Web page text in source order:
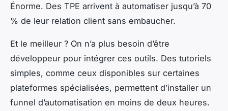
Énorme. Des TPE arrivent à automatiser jusqu’à 70
% de leur relation client sans embaucher.
Et le meilleur ? On n’a plus besoin d’être
développeur pour intégrer ces outils. Des tutoriels
simples, comme ceux disponibles sur certaines
plateformes spécialisées, permettent d’installer un
funnel d’automatisation en moins de deux heures.